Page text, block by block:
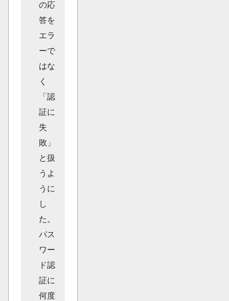
の応
答を
エラ
ーで
はな
く
「認
証に
失
敗」
と扱
うよ
うに
し
た。
パス
ワー
ド認
証に
何度